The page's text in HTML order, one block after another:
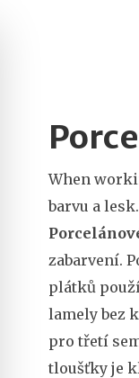
When
barvu a lesk
zabarvení.
plátků
lamely bez
pro třetí
tloušťky je